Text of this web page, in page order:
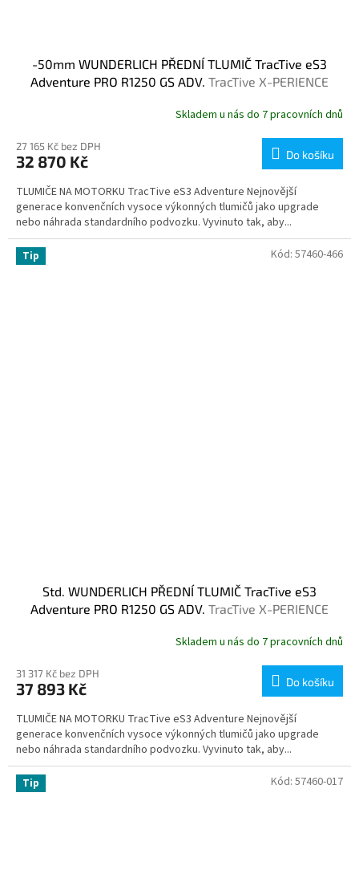
-50mm WUNDERLICH PŘEDNÍ TLUMIČ TracTive eS3
Adventure PRO R1250 GS ADV. TracTive X-PERIENCE
Skladem u nás do 7 pracovních dnů
27 165 Kč bez DPH
32 870 Kč Do košíku
TLUMIČE NA MOTORKU TracTive eS3 Adventure Nejnovější
generace konvenčních vysoce výkonných tlumičů jako upgrade
nebo náhrada standardního podvozku. Vyvinuto tak, aby...
Tip
Std. WUNDERLICH PŘEDNÍ TLUMIČ TracTive eS3
Adventure PRO R1250 GS ADV. TracTive X-PERIENCE
Skladem u nás do 7 pracovních dnů
31 317 Kč bez DPH
37 893 Kč Do košíku
TLUMIČE NA MOTORKU TracTive eS3 Adventure Nejnovější
generace konvenčních vysoce výkonných tlumičů jako upgrade
nebo náhrada standardního podvozku. Vyvinuto tak, aby...
Kód: 57460-466
Tip Kód: 57460-017